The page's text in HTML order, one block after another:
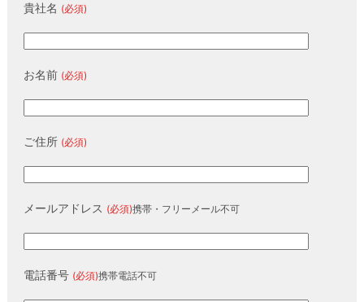
貴社名 (必須)
お名前 (必須)
ご住所 (必須)
メールアドレス (必須)携帯・フリーメール不可
電話番号 (必須)携帯電話不可